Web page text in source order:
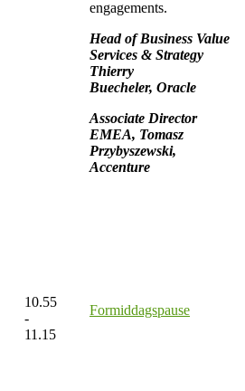
engagements.
Head of Business Value
Services & Strategy
Thierry
Buecheler, Oracle
Associate Director
EMEA, Tomasz
Przybyszewski,
Accenture
10.55
-
11.15
Formiddagspause